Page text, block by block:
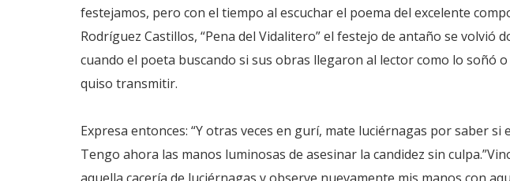
festejamos, pero con el tiempo al escuchar el poema del excelente
Rodríguez Castillos, “Pena del Vidalitero” el festejo de antaño se volvió
cuando el poeta buscando si sus obras llegaron al lector como lo soñó
quiso transmitir.
Expresa entonces: “Y otras veces en gurí, mate luciérnagas por saber si
Tengo ahora las manos luminosas de asesinar la candidez sin